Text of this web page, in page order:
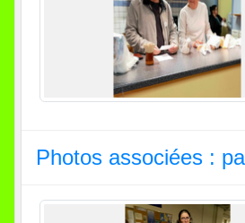
Photos associées :